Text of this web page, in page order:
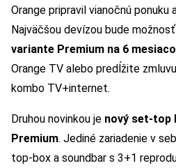
Orange pripravil vianočnú ponuku
Najväčšou devízou bude možnosť
variante Premium na 6
Orange TV alebo predĺžite
kombo TV+internet.
Druhou novinkou je nový set-top
Premium. Jediné zariadenie v
top-box a soundbar s 3+1